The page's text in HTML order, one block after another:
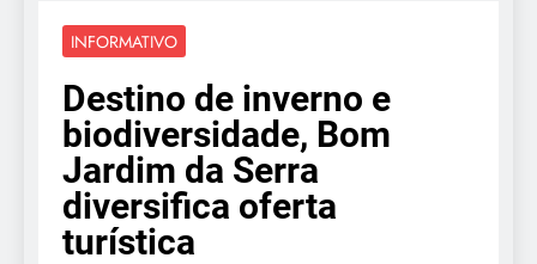
INFORMATIVO
Destino de inverno e
biodiversidade, Bom
Jardim da Serra
diversifica oferta
turística